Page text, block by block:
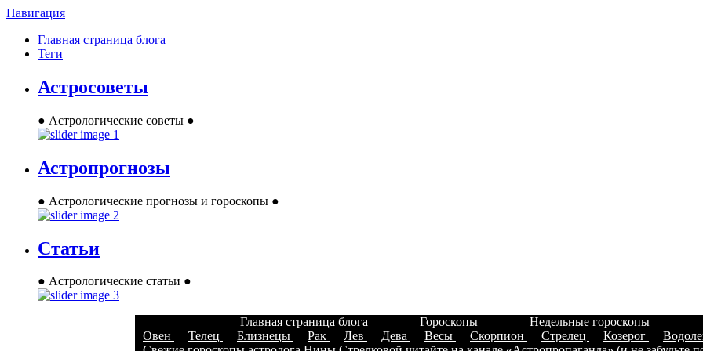
Навигация
Главная страница блога
Теги
Астросоветы
● Астрологические советы ●
Астропрогнозы
● Астрологические прогнозы и гороскопы ●
Статьи
● Астрологические статьи ●
Главная страница блога Гороскопы
Недельные гороскопы
Овен
Телец Близнецы Рак Лев Дева Весы Скорпион Стрелец Козерог